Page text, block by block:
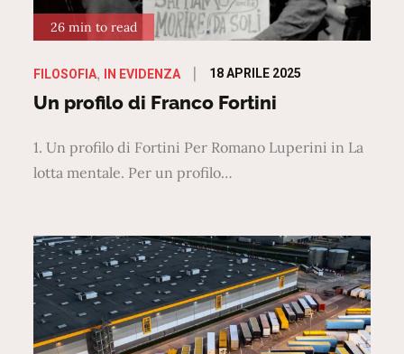
26 min to read
FILOSOFIA IN EVIDENZA
Posted
on
18 APRILE 2025
Un profilo di Franco Fortini
1. Un profilo di Fortini Per Romano Luperini in La
lotta mentale. Per un profilo…